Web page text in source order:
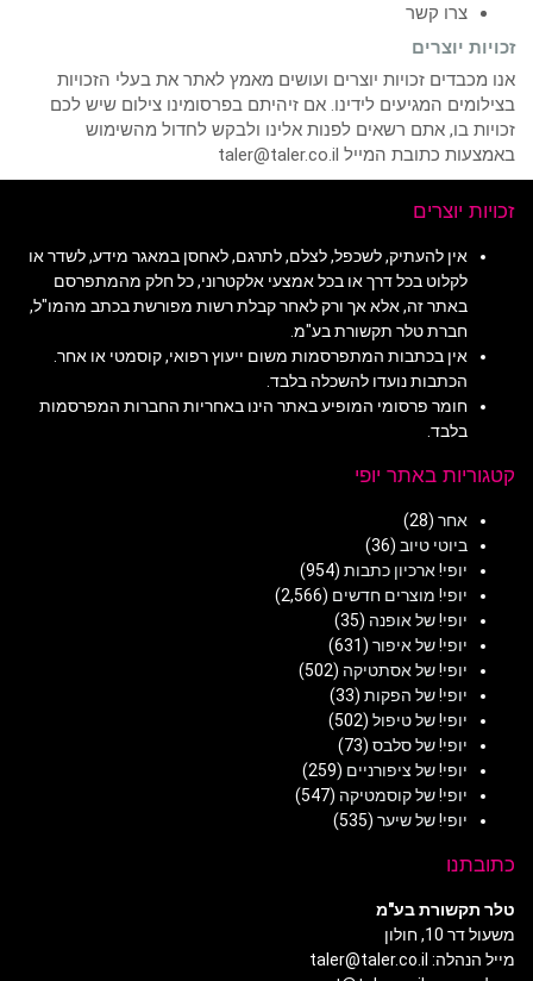
צרו קשר
זכויות יוצרים
אנו מכבדים זכויות יוצרים ועושים מאמץ לאתר את בעלי הזכויות
בצילומים המגיעים לידינו. אם זיהיתם בפרסומינו צילום שיש לכם
זכויות בו, אתם רשאים לפנות אלינו ולבקש לחדול מהשימוש
באמצעות כתובת המייל taler@taler.co.il
זכויות יוצרים
אין להעתיק, לשכפל, לצלם, לתרגם, לאחסן במאגר מידע, לשדר או
לקלוט בכל דרך או בכל אמצעי אלקטרוני, כל חלק מהמתפרסם
באתר זה, אלא אך ורק לאחר קבלת רשות מפורשת בכתב מהמו"ל,
חברת טלר תקשורת בע"מ.
אין בכתבות המתפרסמות משום ייעוץ רפואי, קוסמטי או אחר.
הכתבות נועדו להשכלה בלבד.
חומר פרסומי המופיע באתר הינו באחריות החברות המפרסמות
בלבד.
קטגוריות באתר יופי
אחר (28)
ביוטי טיוב (36)
יופי! ארכיון כתבות (954)
יופי! מוצרים חדשים (2,566)
יופי! של אופנה (35)
יופי! של איפור (631)
יופי! של אסתטיקה (502)
יופי! של הפקות (33)
יופי! של טיפול (502)
יופי! של סלבס (73)
יופי! של ציפורניים (259)
יופי! של קוסמטיקה (547)
יופי! של שיער (535)
כתובתנו
טלר תקשורת בע"מ
משעול דר 10, חולון
מייל הנהלה: taler@taler.co.il